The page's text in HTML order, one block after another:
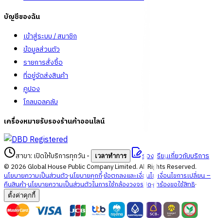
บัญชีของฉัน
เข้าสู่ระบบ / สมาชิก
ข้อมูลส่วนตัว
รายการสั่งซื้อ
ที่อยู่จัดส่งสินค้า
คูปอง
โกลบอลคลับ
เครื่องหมายรับรองร้านค้าออนไลน์
สาขา: เปิดให้บริการทุกวัน- เวลาทำการ ร้องเรียนเกี่ยวกับบริการ
© 2026Global House Public Company Limited. All Rights Reserved.
นโยบายความเป็นส่วนตัว·นโยบายคุกกี้·ข้อตกลงและเงื่อนไข·เงื่อนไขการเปลี่ยน –
คืนสินค้า·นโยบายความเป็นส่วนตัวในการใช้กล้องวงจรปิด·คำร้องขอใช้สิทธิ·
ตั้งค่าคุกกี้